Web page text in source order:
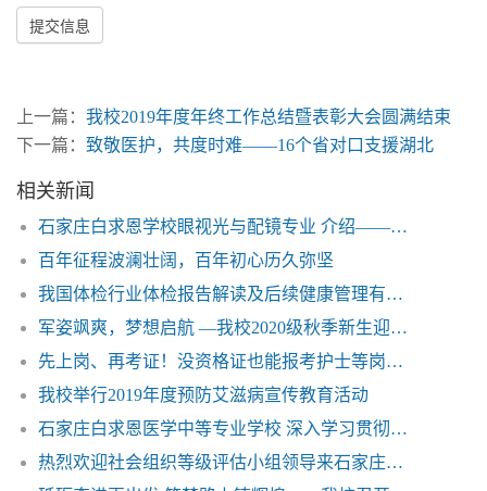
提交信息
上一篇： 我校2019年度年终工作总结暨表彰大会圆满结束
下一篇： 致敬医护，共度时难——16个省对口支援湖北
相关新闻
石家庄白求恩学校眼视光与配镜专业 介绍——白求恩医学院
百年征程波澜壮阔，百年初心历久弥坚
我国体检行业体检报告解读及后续健康管理有待加强——石家庄白求恩医学院
军姿飒爽，梦想启航 —我校2020级秋季新生迎来开学军训
先上岗、再考证！没资格证也能报考护士等岗位了
我校举行2019年度预防艾滋病宣传教育活动
石家庄白求恩医学中等专业学校 深入学习贯彻落实党的十九届六中全会精神
热烈欢迎社会组织等级评估小组领导来石家庄白求恩医学院实地检查